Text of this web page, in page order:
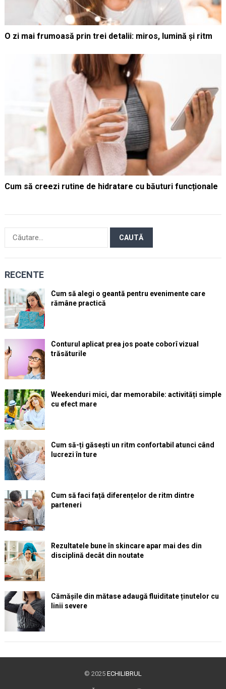
O zi mai frumoasă prin trei detalii: miros, lumină și ritm
Cum să creezi rutine de hidratare cu băuturi funcționale
Caută
RECENTE
Cum să alegi o geantă pentru evenimente care
rămâne practică
Conturul aplicat prea jos poate coborî vizual
trăsăturile
Weekenduri mici, dar memorabile: activități simple
cu efect mare
Cum să-ți găsești un ritm confortabil atunci când
lucrezi în ture
Cum să faci față diferențelor de ritm dintre
parteneri
Rezultatele bune în skincare apar mai des din
disciplină decât din noutate
Cămășile din mătase adaugă fluiditate ținutelor cu
linii severe
© 2025 ECHILIBRUL